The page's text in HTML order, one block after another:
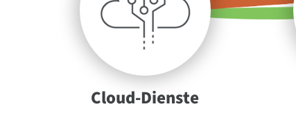
Cloud-Dienste